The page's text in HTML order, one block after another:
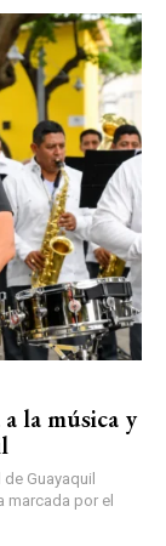
la música y
Guayaquil
marcada por el